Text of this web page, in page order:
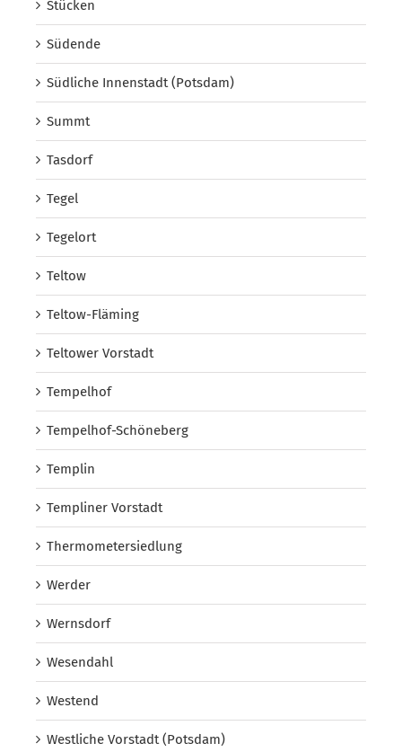
Stücken
Südende
Südliche Innenstadt (Potsdam)
Summt
Tasdorf
Tegel
Tegelort
Teltow
Teltow-Fläming
Teltower Vorstadt
Tempelhof
Tempelhof-Schöneberg
Templin
Templiner Vorstadt
Thermometersiedlung
Werder
Wernsdorf
Wesendahl
Westend
Westliche Vorstadt (Potsdam)